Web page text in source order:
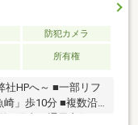
防犯カメラ
所有権
社HPへ～ ■一部リフ
崎」歩10分 ■複数沿
&陽当り通風良好